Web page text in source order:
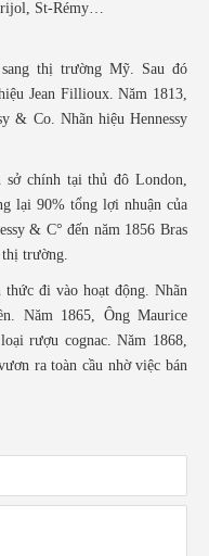
St-Rémy…
thị trường Mỹ. Sau đó
Jean Fillioux. Năm 1813,
& Co. Nhãn hiệu Hennessy
sở chính tại thủ đô London,
lại 90% tổng lợi nhuận của
& C° đến năm 1856 Bras
trường.
thức đi vào hoạt động. Nhãn
Năm 1865, Ông Maurice
rượu cognac. Năm 1868,
ra toàn cầu nhờ việc bán